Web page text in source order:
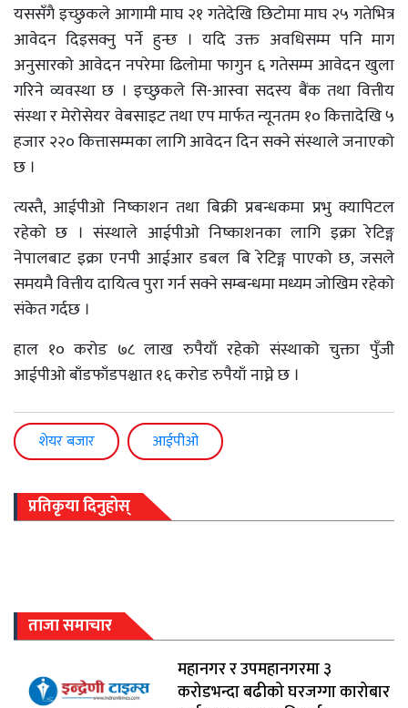
यससँगै इच्छुकले आगामी माघ २१ गतेदेखि छिटोमा माघ २५ गतेभित्र
आवेदन दिइसक्नु पर्ने हुन्छ । यदि उक्त अवधिसम्म पनि माग
अनुसारको आवेदन नपरेमा ढिलोमा फागुन ६ गतेसम्म आवेदन खुला
गरिने व्यवस्था छ । इच्छुकले सि-आस्वा सदस्य बैंक तथा वित्तीय
संस्था र मेरोसेयर वेबसाइट तथा एप मार्फत न्यूनतम १० कित्तादेखि ५
हजार २२० कित्तासम्मका लागि आवेदन दिन सक्ने संस्थाले जनाएको
छ ।
त्यस्तै, आईपीओ निष्काशन तथा बिक्री प्रबन्धकमा प्रभु क्यापिटल
रहेको छ । संस्थाले आईपीओ निष्काशनका लागि इक्रा रेटिङ्ग
नेपालबाट इक्रा एनपी आईआर डबल बि रेटिङ्ग पाएको छ, जसले
समयमै वित्तीय दायित्व पुरा गर्न सक्ने सम्बन्धमा मध्यम जोखिम रहेको
संकेत गर्दछ ।
हाल १० करोड ७८ लाख रुपैयाँ रहेको संस्थाको चुक्ता पुँजी
आईपीओ बाँडफाँडपश्चात १६ करोड रुपैयाँ नाघ्ने छ ।
शेयर बजार आईपीओ
प्रतिकृया दिनुहोस्
ताजा समाचार
महानगर र उपमहानगरमा ३
करोडभन्दा बढीको घरजग्गा कारोबार